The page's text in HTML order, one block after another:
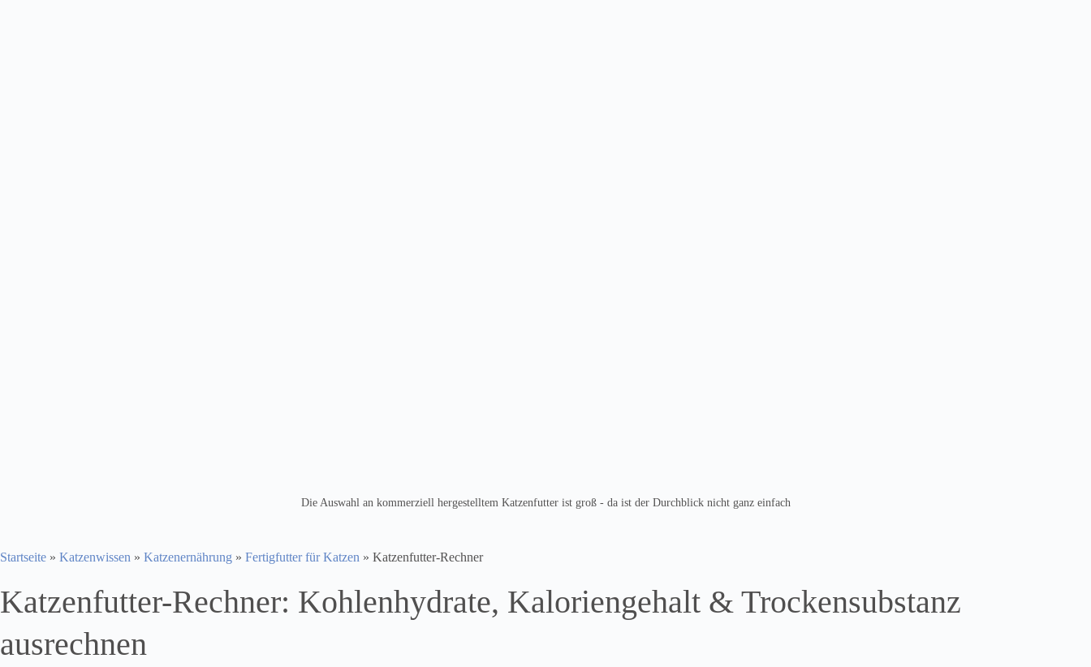
Die Auswahl an kommerziell hergestelltem Katzenfutter ist groß - da ist der Durchblick nicht ganz einfach
Startseite » Katzenwissen » Katzenernährung » Fertigfutter für Katzen » Katzenfutter-Rechner
Katzenfutter-Rechner: Kohlenhydrate, Kaloriengehalt & Trockensubstanz
ausrechnen